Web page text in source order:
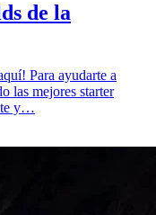
de la
Para ayudarte a
las mejores starter
y…